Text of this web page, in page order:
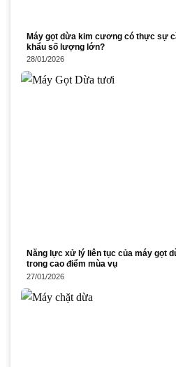
Máy gọt dừa kim cương có thực sự
khẩu số lượng lớn?
28/01/2026
Năng lực xử lý liên tục của máy gọt
trong cao điểm mùa vụ
27/01/2026